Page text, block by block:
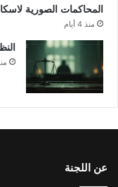
المحاكمات الصورية
منذ 4 أيام
منذ 5
عن اللجنة